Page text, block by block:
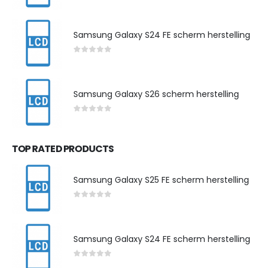
Samsung Galaxy S24 FE scherm herstelling
Samsung Galaxy S26 scherm herstelling
TOP RATED PRODUCTS
Samsung Galaxy S25 FE scherm herstelling
Samsung Galaxy S24 FE scherm herstelling